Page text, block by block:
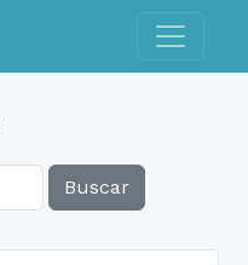
Toggle
Buscar